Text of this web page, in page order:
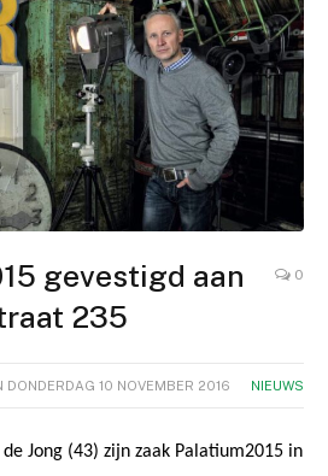
gevestigd aan
235
0
DONDERDAG 10 NOVEMBER 2016 NIEUWS
Jong (43) zijn zaak Palatium2015 in